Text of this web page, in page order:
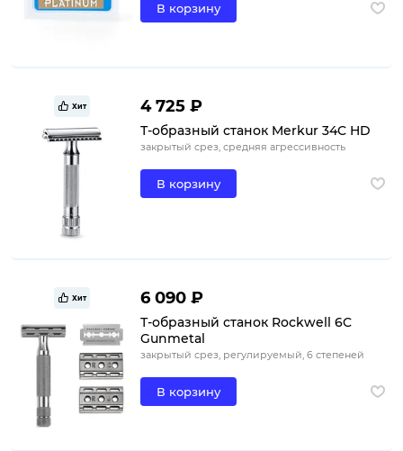
В корзину
Хит 4 725 ₽
Т-образный станок Merkur 34C HD
закрытый срез, средняя агрессивность
В корзину
Хит 6 090 ₽
Т-образный станок Rockwell 6C
Gunmetal
закрытый срез, регулируемый, 6 степеней
В корзину